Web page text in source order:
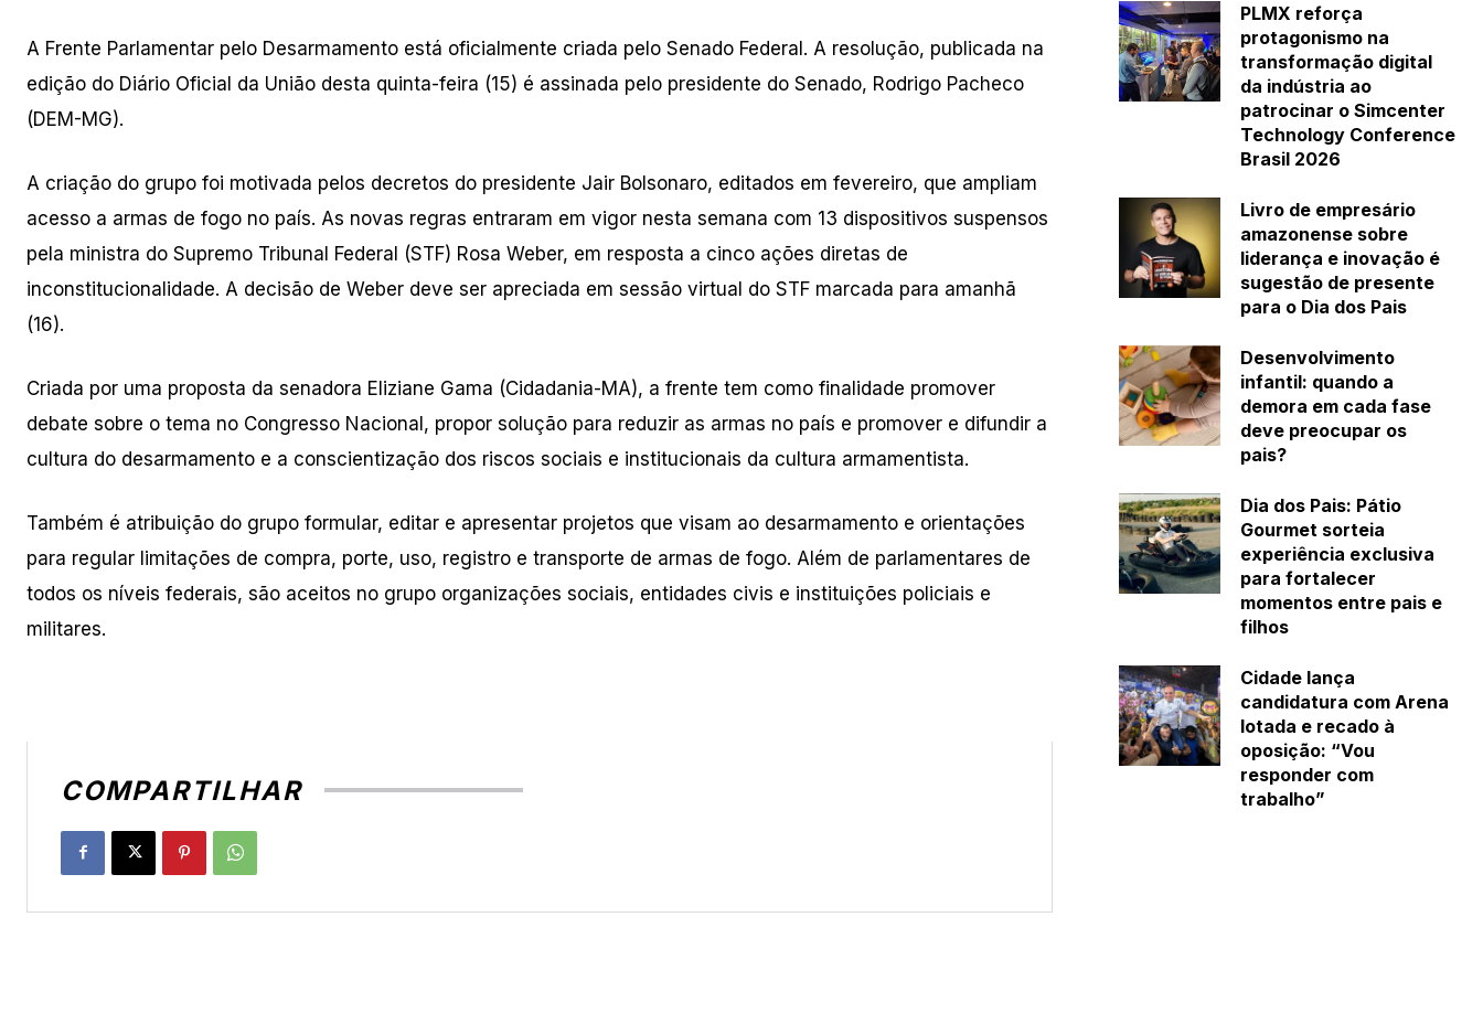
A Frente Parlamentar pelo Desarmamento está oficialmente criada pelo Senado Federal. A resolução, publicada na
edição do Diário Oficial da União desta quinta-feira (15) é assinada pelo presidente do Senado, Rodrigo Pacheco
(DEM-MG).
A criação do grupo foi motivada pelos decretos do presidente Jair Bolsonaro, editados em fevereiro, que ampliam
acesso a armas de fogo no país. As novas regras entraram em vigor nesta semana com 13 dispositivos suspensos
pela ministra do Supremo Tribunal Federal (STF) Rosa Weber, em resposta a cinco ações diretas de
inconstitucionalidade. A decisão de Weber deve ser apreciada em sessão virtual do STF marcada para amanhã
(16).
Criada por uma proposta da senadora Eliziane Gama (Cidadania-MA), a frente tem como finalidade promover
debate sobre o tema no Congresso Nacional, propor solução para reduzir as armas no país e promover e difundir a
cultura do desarmamento e a conscientização dos riscos sociais e institucionais da cultura armamentista.
Também é atribuição do grupo formular, editar e apresentar projetos que visam ao desarmamento e orientações
para regular limitações de compra, porte, uso, registro e transporte de armas de fogo. Além de parlamentares de
todos os níveis federais, são aceitos no grupo organizações sociais, entidades civis e instituições policiais e
militares.
COMPARTILHAR
PLMX reforça
protagonismo na
transformação digital
da indústria ao
patrocinar o Simcenter
Technology Conference
Brasil 2026
Livro de empresário
amazonense sobre
liderança e inovação é
sugestão de presente
para o Dia dos Pais
Desenvolvimento
infantil: quando a
demora em cada fase
deve preocupar os
pais?
Dia dos Pais: Pátio
Gourmet sorteia
experiência exclusiva
para fortalecer
momentos entre pais e
filhos
Cidade lança
candidatura com Arena
lotada e recado à
oposição: “Vou
responder com
trabalho”